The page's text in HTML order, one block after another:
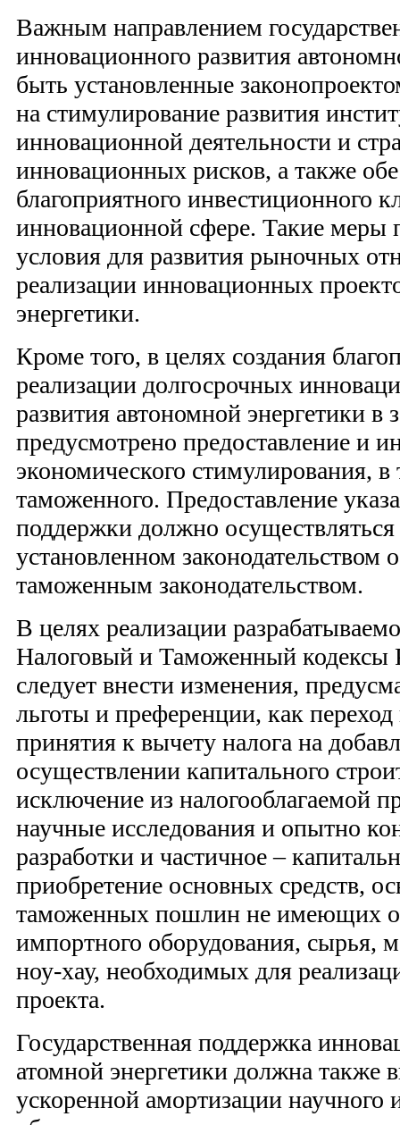
Важным направлением
инновационного развития
быть установленные
на стимулирование развития
инновационной деятельности и
инновационных рисков, а также
благоприятного инвестиционного
инновационной сфере. Такие меры
условия для развития рыночных
реализации инновационных
энергетики.
Кроме того, в целях создания
реализации долгосрочных
развития автономной энергетики в
предусмотрено предоставление и
экономического стимулирования, в
таможенного. Предоставление
поддержки должно осуществляться
установленном законодательством
таможенным законодательством.
В целях реализации
Налоговый и Таможенный кодексы
следует внести изменения,
льготы и преференции, как
принятия к вычету налога на
осуществлении капитального
исключение из налогооблагаемой
научные исследования и опытно
разработки и частичное –
приобретение основных средств,
таможенных пошлин не имеющих
импортного оборудования, сырья,
ноу-хау, необходимых для
проекта.
Государственная поддержка
атомной энергетики должна также
ускоренной амортизации научного